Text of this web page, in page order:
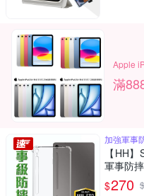
Apple
滿
加強軍事
【HH
軍事防
$270 $